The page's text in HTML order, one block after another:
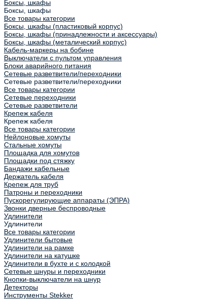
Боксы, шкафы
Боксы, шкафы
Все товары категории
Боксы, шкафы (пластиковый корпус)
Боксы, шкафы (принадлежности и аксессуары)
Боксы, шкафы (металический корпус)
Кабель-маркеры на бобине
Выключатели с пультом управления
Блоки аварийного питания
Сетевые разветвители/переходники
Сетевые разветвители/переходники
Все товары категории
Сетевые переходники
Сетевые разветвители
Крепеж кабеля
Крепеж кабеля
Все товары категории
Нейлоновые хомуты
Стальные хомуты
Площадка для хомутов
Площадки под стяжку
Бандажи кабельные
Держатель кабеля
Крепеж для труб
Патроны и переходники
Пускорегулирующие аппараты (ЭПРА)
Звонки дверные беспроводные
Удлинители
Удлинители
Все товары категории
Удлинители бытовые
Удлинители на рамке
Удлинители на катушке
Удлинители в бухте и с колодкой
Сетевые шнуры и переходники
Кнопки-выключатели на шнур
Детекторы
Инструменты Stekker